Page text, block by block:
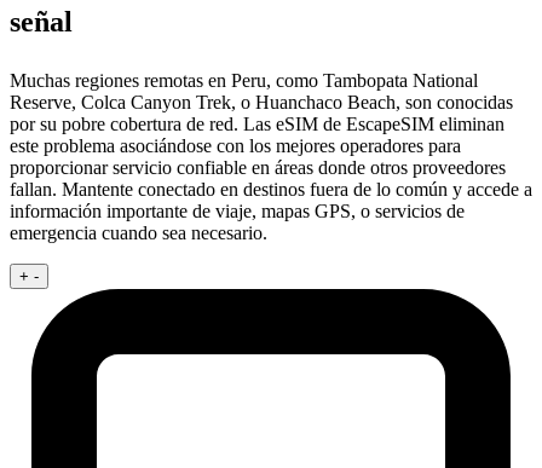
señal
Muchas regiones remotas en Peru, como Tambopata National
Reserve, Colca Canyon Trek, o Huanchaco Beach, son conocidas
por su pobre cobertura de red. Las eSIM de EscapeSIM eliminan
este problema asociándose con los mejores operadores para
proporcionar servicio confiable en áreas donde otros proveedores
fallan. Mantente conectado en destinos fuera de lo común y accede a
información importante de viaje, mapas GPS, o servicios de
emergencia cuando sea necesario.
+ -